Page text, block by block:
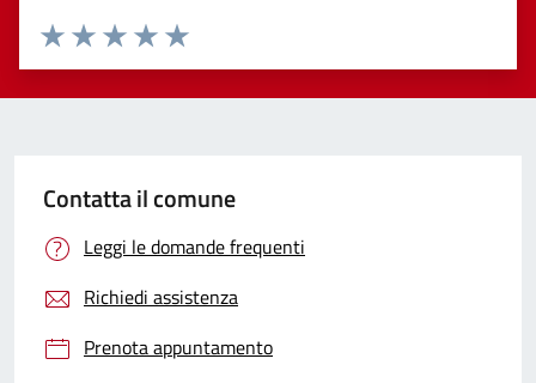
Valuta 5 stelle su 5
Valuta 4 stelle su 5
Valuta 3 stelle su 5
Valuta 2 stelle su 5
Valuta 1 stelle su 5
Contatta il comune
Leggi le domande frequenti
Richiedi assistenza
Prenota appuntamento